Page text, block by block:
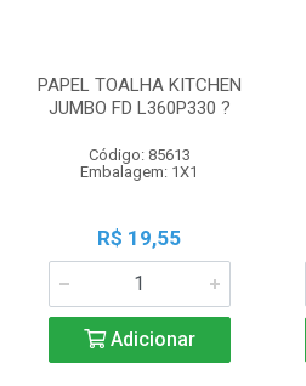
PAPEL TOALHA KITCHEN
JUMBO FD L360P330 ?
Código: 85613
Embalagem: 1X1
R$ 19,55
Adicionar